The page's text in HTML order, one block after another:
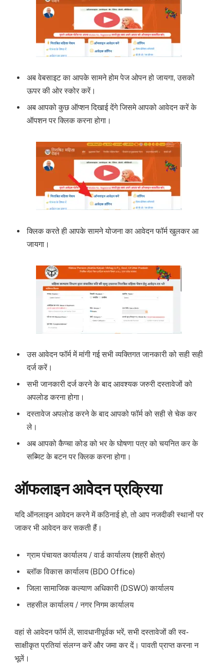
अब वेबसाइट का आपके सामने होम पेज ओपन हो जायगा, उसको
ऊपर की ओर स्कोर करें।
अब आपको कुछ ऑप्शन दिखाई देंगे जिसमे आपको आवेदन करें के
ऑपशन पर क्लिक करना होगा।
क्लिक करते ही आपके सामने योजना का आवेदन फॉर्म खुलकर आ
जायगा।
उस आवेदन फॉर्म में मांगी गई सभी व्यक्तिगत जानकारी को सही सही
दर्ज करें।
सभी जानकारी दर्ज करने के बाद आवश्यक जरुरी दस्तावेजों को
अपलोड करना होगा।
दस्तावेज अपलोड करने के बाद आपको फॉर्म को सही से चेक कर
ले।
अब आपको कैप्चा कोड को भर के घोषणा पत्र को चयनित कर के
सब्मिट के बटन पर क्लिक करना होगा।
ऑफलाइन आवेदन प्रक्रिया
यदि ऑनलाइन आवेदन करने में कठिनाई हो, तो आप नजदीकी स्थानों पर
जाकर भी आवेदन कर सकती हैं।
ग्राम पंचायत कार्यालय / वार्ड कार्यालय (शहरी क्षेत्र)
ब्लॉक विकास कार्यालय (BDO Office)
जिला सामाजिक कल्याण अधिकारी (DSWO) कार्यालय
तहसील कार्यालय / नगर निगम कार्यालय
वहां से आवेदन फॉर्म लें, सावधानीपूर्वक भरें, सभी दस्तावेजों की स्व-
साक्षीकृत प्रतियां संलग्न करें और जमा कर दें। पावती प्राप्त करना न
भूलें।